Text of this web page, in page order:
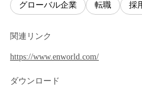
グローバル企業 転職 採
関連リンク
https://www.enworld.com/
ダウンロード